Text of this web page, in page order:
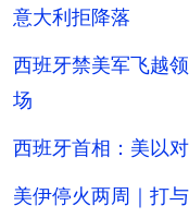
意大利拒降落
西班牙禁美军飞越
场
西班牙首相：美以
美伊停火两周｜打